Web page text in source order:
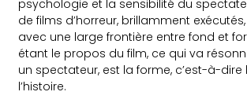
psychologie et la sensibilité du
de films d’horreur, brillamment
avec une large frontière entre fond et
étant le propos du film, ce qui va
un spectateur, est la forme, c’est-à-
l’histoire.